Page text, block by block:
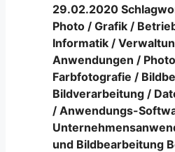
29.02.2020
Photo / Grafik /
Informatik /
Anwendungen /
Farbfotografie /
Bildverarbeitung /
/ Anwendungs-
und Bildbearbeitung